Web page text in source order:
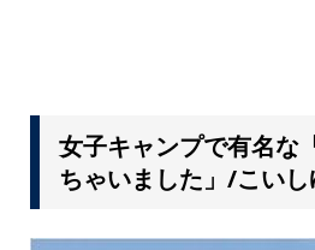
女子キャンプで有名な
ちゃいました」/こい